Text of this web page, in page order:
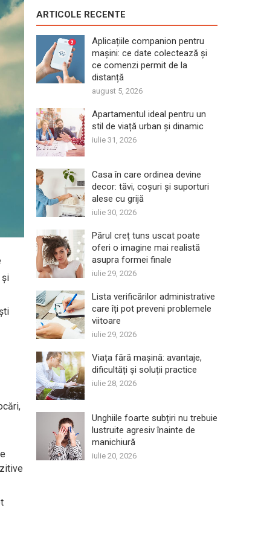
și
ARTICOLE RECENTE
Aplicațiile companion pentru
mașini: ce date colectează și
ce comenzi permit de la
distanță
august 5, 2026
Apartamentul ideal pentru un
stil de viață urban și dinamic
iulie 31, 2026
Casa în care ordinea devine
decor: tăvi, coșuri și suporturi
alese cu grijă
iulie 30, 2026
Părul creț tuns uscat poate
oferi o imagine mai realistă
asupra formei finale
iulie 29, 2026
Lista verificărilor administrative
care îți pot preveni problemele
viitoare
iulie 29, 2026
Viața fără mașină: avantaje,
dificultăți și soluții practice
iulie 28, 2026
Unghiile foarte subțiri nu trebuie
lustruite agresiv înainte de
manichiură
iulie 20, 2026